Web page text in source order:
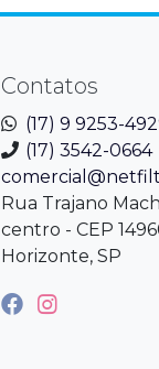
Contatos
(17) 9 9253-
(17) 3542-0664
Rua Trajano
centro - CEP
Horizonte, SP